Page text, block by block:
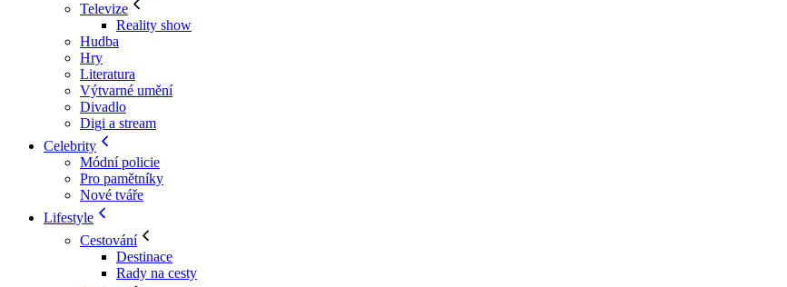
Televize
Reality show
Hudba
Hry
Literatura
Výtvarné umění
Divadlo
Digi a stream
Celebrity
Módní policie
Pro pamětníky
Nové tváře
Lifestyle
Cestování
Destinace
Rady na cesty